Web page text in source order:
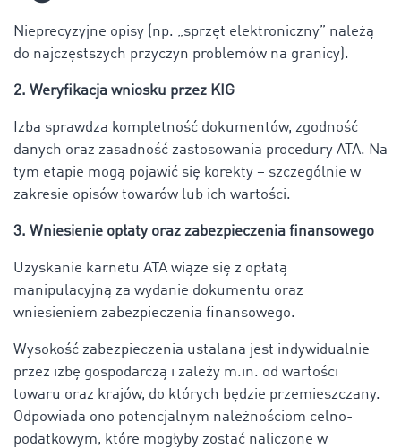
Nieprecyzyjne opisy (np. „sprzęt elektroniczny” należą
do najczęstszych przyczyn problemów na granicy).
2. Weryfikacja wniosku przez KIG
Izba sprawdza kompletność dokumentów, zgodność
danych oraz zasadność zastosowania procedury ATA. Na
tym etapie mogą pojawić się korekty – szczególnie w
zakresie opisów towarów lub ich wartości.
3. Wniesienie opłaty oraz zabezpieczenia finansowego
Uzyskanie karnetu ATA wiąże się z opłatą
manipulacyjną za wydanie dokumentu oraz
wniesieniem zabezpieczenia finansowego.
Wysokość zabezpieczenia ustalana jest indywidualnie
przez izbę gospodarczą i zależy m.in. od wartości
towaru oraz krajów, do których będzie przemieszczany.
Odpowiada ono potencjalnym należnościom celno-
podatkowym, które mogłyby zostać naliczone w